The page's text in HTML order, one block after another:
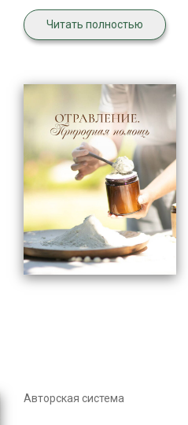
Читать полностью
Авторская система